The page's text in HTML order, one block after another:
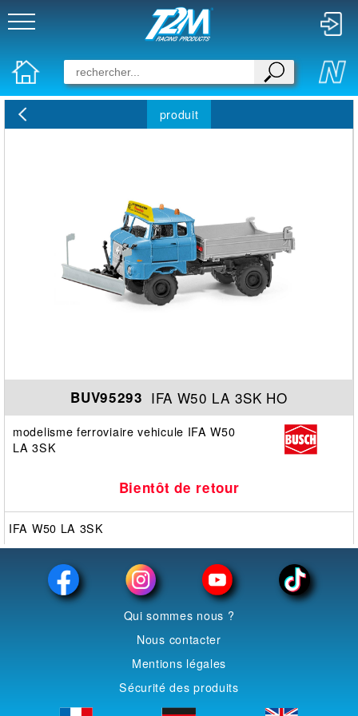
produit
BUV95293 IFA W50 LA 3SK HO
modelisme ferroviaire vehicule IFA W50
LA 3SK
Bientôt de retour
IFA W50 LA 3SK
Qui sommes nous ?
Nous contacter
Mentions légales
Sécurité des produits